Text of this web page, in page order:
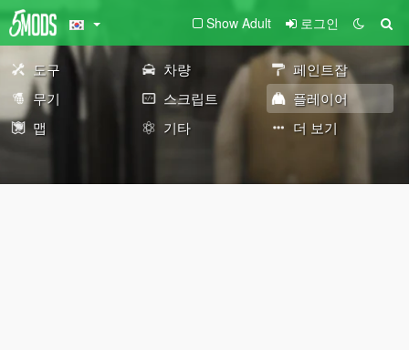
Show Adult 로그인
도구 차량
페인트잡
무기
스크립트
플레이어
맵
기타 더 보기